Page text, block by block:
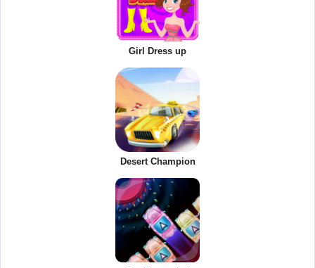
Girl Dress up
Desert Champion